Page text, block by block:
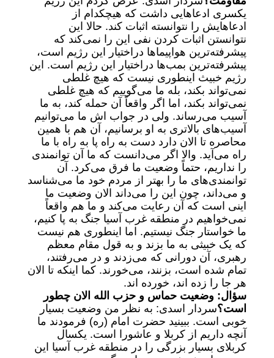
یکسری ادعا‌هایی داشت که هیچکدام از
ادعاهایش را نتوانسته اثبات کند. حالا این
نتوانستن اثبات کردن نفی این را نمی‌کند که
پیشرفته‌ترین هواپیما‌ها دراختیار این رژیم است،
پیشرفته‌ترین بمب‌ها دراختیار این رژیم است. این
رژیم خبیث اینطوری نیست که هیچ غلطی
نمی‌تواند بکند، بله ما می‌گوییم که هیچ غلطی
نمی‌تواند بکند، اما اگر واقعاً آن حمله کند، به ما
آسیب می‌رساند. ولی در جواب اش ما می‌توانیم
آسیب‌های بالاتری به او برسانیم، آن هم با همین
محاصره تا الان دارد دست به راه پا به راه با ما
راه می‌آید. والا اگر می‌دانست که ما آن توانمندی
را نداریم، حتماً وضعیت ما فرق می‌کرد. آن
توانمندی‌های ما را بهتر از مردم خود ما می‌شناسد
و می‌داند، چون این را می‌داند الان وضعیت ما
اینی است که آن رعایت می‌کند و ما هم واقعاً
نمی‌خواهیم در منطقه غرب آسیا جنگ به پا کنیم،
ما خواستار جنگ نیستیم. اما اینطوری هم نیست
که یک خبیثی به ما بزند و به قول مقام معظم
رهبری، آن دورانی که می‌زدند و در می‌رفتند،
تمام شده است، بزنند، می‌خورند. کما اینکه تا الان
هر جا را زده اند، خورده اند.
سؤال: وضعیت حماس و حزب الله الان چطور
است؟سردار اسدی: به نظر من وضعیت بسیار
خوبی است. ببینید حضرت امام (ره) فرمودند ما
آنچه داریم از کربلا و عاشورا است. یکسال
کربلای بسیار بزرگی را در منطقه غرب آسیا این